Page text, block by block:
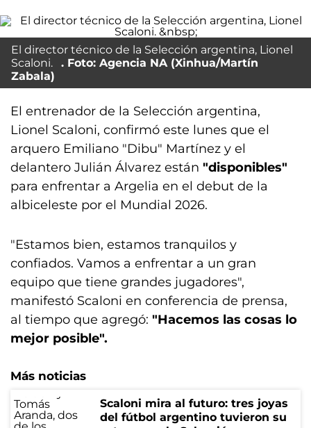
El director técnico de la Selección argentina, Lionel
Scaloni.
Foto: Agencia NA (Xinhua/Martín
Zabala)
El entrenador de la Selección argentina,
Lionel Scaloni, confirmó este lunes que el
arquero Emiliano "Dibu" Martínez y el
delantero Julián Álvarez están "disponibles"
para enfrentar a Argelia en el debut de la
albiceleste por el Mundial 2026.
"Estamos bien, estamos tranquilos y
confiados. Vamos a enfrentar a un gran
equipo que tiene grandes jugadores",
manifestó Scaloni en conferencia de prensa,
al tiempo que agregó: "Hacemos las cosas lo
mejor posible".
Más noticias
Scaloni mira al futuro: tres joyas
del fútbol argentino tuvieron su